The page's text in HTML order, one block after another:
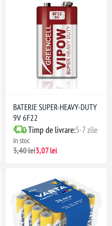
BATERIE SUPER-HEAVY-DUTY
9V 6F22
Timp de livrare:5-7 zile
în stoc
3,40 lei3,07 lei